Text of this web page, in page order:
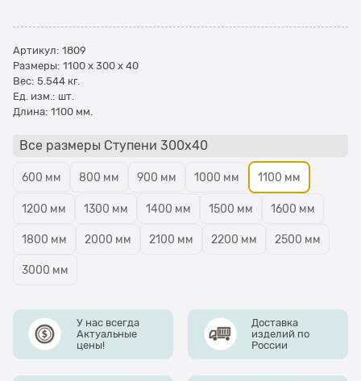
Артикул: 1809
Размеры: 1100 x 300 x 40
Вес: 5.544 кг.
Ед. изм.: шт.
Длина: 1100 мм.
Все размеры Ступени 300x40
600 мм 800 мм 900 мм 1000 мм 1100 мм
1200 мм 1300 мм 1400 мм 1500 мм 1600 мм
1800 мм 2000 мм 2100 мм 2200 мм 2500 мм
3000 мм
У нас всегда
Актуальные
цены!
Доставка
изделий по
России